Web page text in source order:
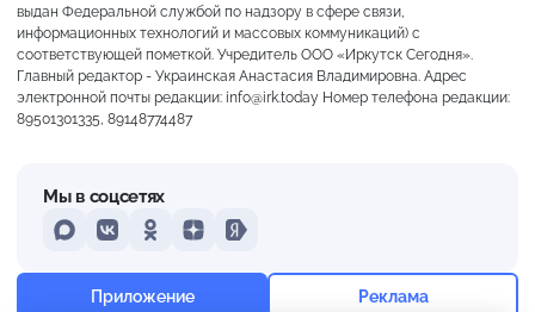
выдан Федеральной службой по надзору в сфере связи,
информационных технологий и массовых коммуникаций) с
соответствующей пометкой. Учредитель ООО «Иркутск Сегодня».
Главный редактор - Украинская Анастасия Владимировна. Адрес
электронной почты редакции: info@irk.today Номер телефона редакции:
89501301335, 89148774487
Мы в соцсетях
MAXVKontakteOdnoklassniki
DzenYandex
Приложение Реклама